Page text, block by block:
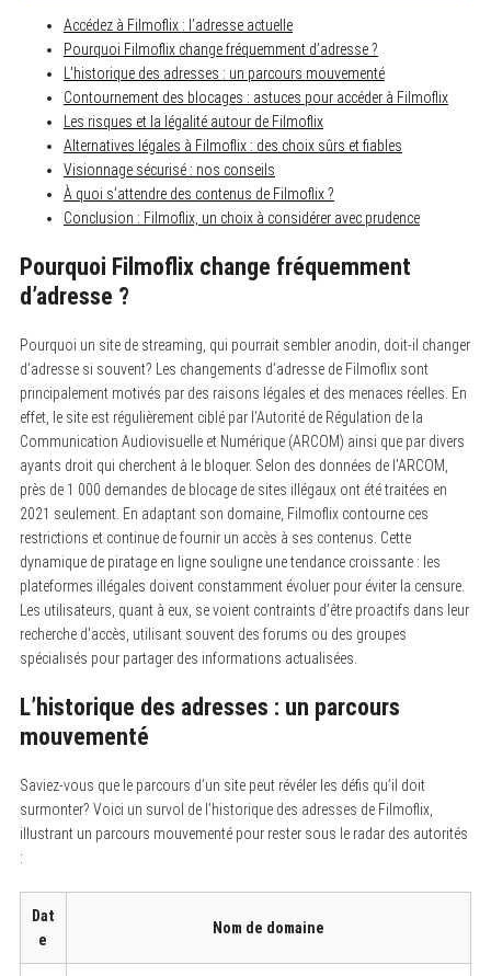
Accédez à Filmoflix : l’adresse actuelle
Pourquoi Filmoflix change fréquemment d’adresse ?
L’historique des adresses : un parcours mouvementé
Contournement des blocages : astuces pour accéder à Filmoflix
Les risques et la légalité autour de Filmoflix
Alternatives légales à Filmoflix : des choix sûrs et fiables
Visionnage sécurisé : nos conseils
À quoi s’attendre des contenus de Filmoflix ?
Conclusion : Filmoflix, un choix à considérer avec prudence
Pourquoi Filmoflix change fréquemment
d’adresse ?
Pourquoi un site de streaming, qui pourrait sembler anodin, doit-il changer
d’adresse si souvent? Les changements d’adresse de Filmoflix sont
principalement motivés par des raisons légales et des menaces réelles. En
effet, le site est régulièrement ciblé par l’Autorité de Régulation de la
Communication Audiovisuelle et Numérique (ARCOM) ainsi que par divers
ayants droit qui cherchent à le bloquer. Selon des données de l’ARCOM,
près de 1 000 demandes de blocage de sites illégaux ont été traitées en
2021 seulement. En adaptant son domaine, Filmoflix contourne ces
restrictions et continue de fournir un accès à ses contenus. Cette
dynamique de piratage en ligne souligne une tendance croissante : les
plateformes illégales doivent constamment évoluer pour éviter la censure.
Les utilisateurs, quant à eux, se voient contraints d’être proactifs dans leur
recherche d’accès, utilisant souvent des forums ou des groupes
spécialisés pour partager des informations actualisées.
L’historique des adresses : un parcours
mouvementé
Saviez-vous que le parcours d’un site peut révéler les défis qu’il doit
surmonter? Voici un survol de l’historique des adresses de Filmoflix,
illustrant un parcours mouvementé pour rester sous le radar des autorités
:
Dat
e
Nom de domaine